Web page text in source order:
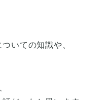
いての知識や、